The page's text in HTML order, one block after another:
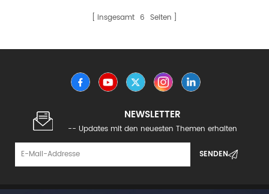
insgesamt 6 Seiten
NEWSLETTER
-- Updates mit den neuesten Themen erhalten